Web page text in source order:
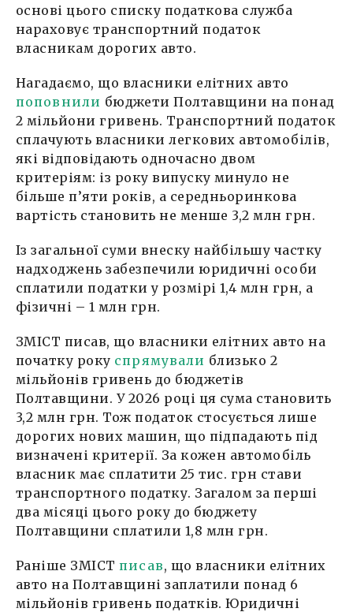
основі цього списку податкова служба
нараховує транспортний податок
власникам дорогих авто.
Нагадаємо, що власники елітних авто
поповнили бюджети Полтавщини на понад
2 мільйони гривень. Транспортний податок
сплачують власники легкових автомобілів,
які відповідають одночасно двом
критеріям: із року випуску минуло не
більше п’яти років, а середньоринкова
вартість становить не менше 3,2 млн грн.
Із загальної суми внеску найбільшу частку
надходжень забезпечили юридичні особи
сплатили податки у розмірі 1,4 млн грн, а
фізичні – 1 млн грн.
ЗМІСТ писав, що власники елітних авто на
початку року спрямували близько 2
мільйонів гривень до бюджетів
Полтавщини. У 2026 році ця сума становить
3,2 млн грн. Тож податок стосується лише
дорогих нових машин, що підпадають під
визначені критерії. За кожен автомобіль
власник має сплатити 25 тис. грн стави
транспортного податку. Загалом за перші
два місяці цього року до бюджету
Полтавщини сплатили 1,8 млн грн.
Раніше ЗМІСТписав, що власники елітних
авто на Полтавщині заплатили понад 6
мільйонів гривень податків. Юридичні